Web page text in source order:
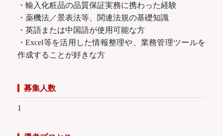
・輸入化粧品の品質保証実務に携わった経験
・薬機法／景表法等、関連法規の基礎知識
・英語または中国語が使用可能な方
・Excel等を活用した情報整理や、業務管理ツールを
作成することが好きな方
募集人数
1